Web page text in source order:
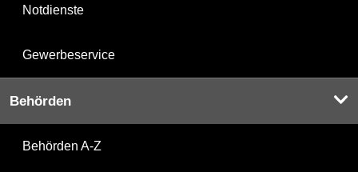
Notdienste
Gewerbeservice
Behörden
Behörden A-Z